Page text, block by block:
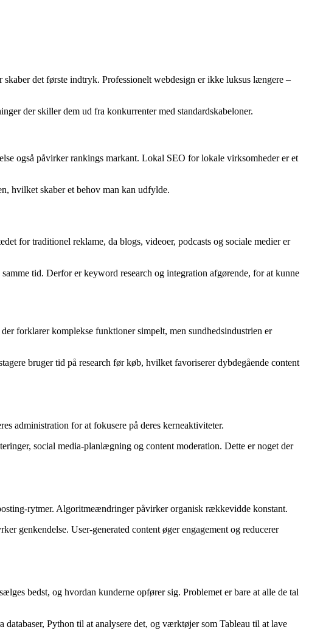
det første indtryk. Professionelt webdesign er ikke luksus længere –
der skiller dem ud fra konkurrenter med standardskabeloner.
også påvirker rankings markant. Lokal SEO for lokale virksomheder er et
hvilket skaber et behov man kan udfylde.
for traditionel reklame, da blogs, videoer, podcasts og sociale medier er
tid. Derfor er keyword research og integration afgørende, for at kunne
forklarer komplekse funktioner simpelt, men sundhedsindustrien er
bruger tid på research før køb, hvilket favoriserer dybdegående content
administration for at fokusere på deres kerneaktiviteter.
social media-planlægning og content moderation. Dette er noget der
rytmer. Algoritmeændringer påvirker organisk rækkevidde konstant.
genkendelse. User-generated content øger engagement og reducerer
bedst, og hvordan kunderne opfører sig. Problemet er bare at alle de tal
Python til at analysere det, og værktøjer som Tableau til at lave